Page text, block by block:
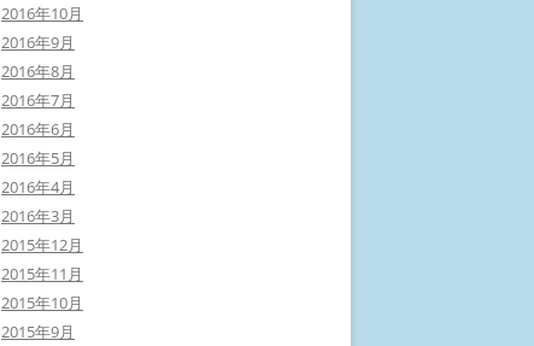
2016年10月
2016年9月
2016年8月
2016年7月
2016年6月
2016年5月
2016年4月
2016年3月
2015年12月
2015年11月
2015年10月
2015年9月